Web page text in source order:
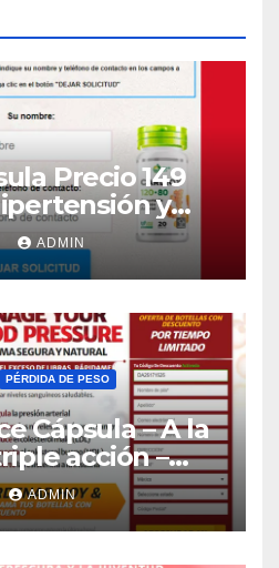
Precio 149
y
(Peru)
ADMIN
PÉRDIDA DE PESO
Cápsula – A la
acción –
2024
ADMIN